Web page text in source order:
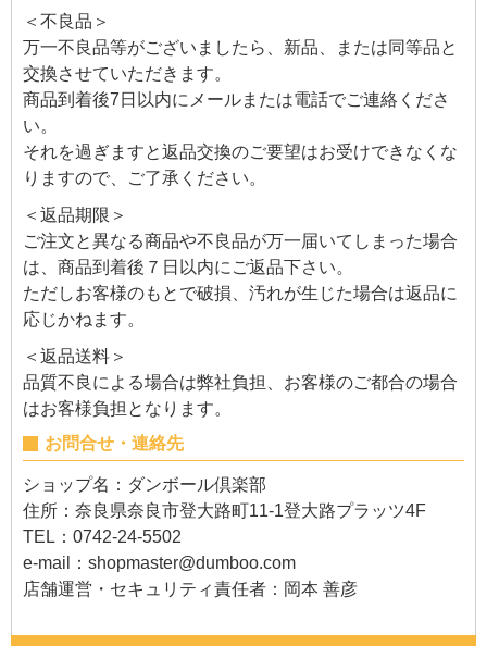
＜不良品＞
万一不良品等がございましたら、新品、または同等品と
交換させていただきます。
商品到着後7日以内にメールまたは電話でご連絡くださ
い。
それを過ぎますと返品交換のご要望はお受けできなくな
りますので、ご了承ください。
＜返品期限＞
ご注文と異なる商品や不良品が万一届いてしまった場合
は、商品到着後７日以内にご返品下さい。
ただしお客様のもとで破損、汚れが生じた場合は返品に
応じかねます。
＜返品送料＞
品質不良による場合は弊社負担、お客様のご都合の場合
はお客様負担となります。
お問合せ・連絡先
ショップ名：ダンボール倶楽部
住所：奈良県奈良市登大路町11-1登大路プラッツ4F
TEL：0742-24-5502
e-mail： shopmaster@dumboo.com
店舗運営・セキュリティ責任者：岡本 善彦